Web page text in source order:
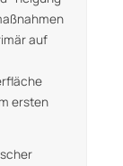
auf
ersten